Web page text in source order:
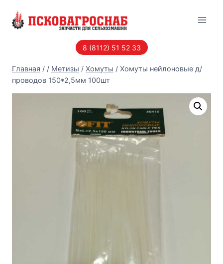
8 (8112) 51 52 33
Главная / / Метизы / Хомуты / Хомуты нейлоновые д/
проводов 150*2,5мм 100шт